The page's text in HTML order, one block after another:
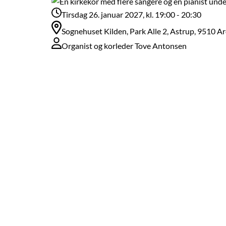
Tirsdag 26. januar 2027, kl. 19:00 - 20:30
Sognehuset Kilden, Park Alle 2, Astrup, 9510
Organist og korleder Tove Antonsen